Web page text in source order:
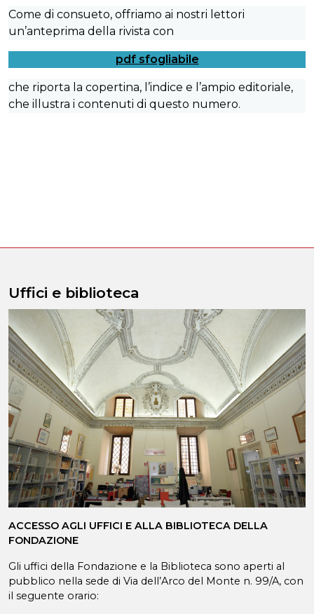
Come di consueto, offriamo ai nostri lettori
un’anteprima della rivista con
pdf sfogliabile
che riporta la copertina, l’indice e l’ampio editoriale,
che illustra i contenuti di questo numero.
Uffici e biblioteca
ACCESSO AGLI UFFICI E ALLA BIBLIOTECA DELLA
FONDAZIONE
Gli uffici della Fondazione e la Biblioteca sono aperti al
pubblico nella sede di Via dell’Arco del Monte n. 99/A, con
il seguente orario: